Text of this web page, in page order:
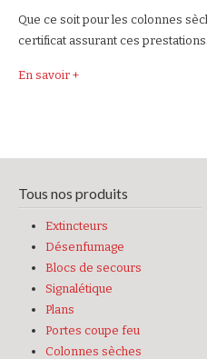
Que ce soit pour les colonnes
certificat assurant ces prestations.
En savoir +
Tous nos produits
Extincteurs
Désenfumage
Blocs de secours
Signalétique
Plans
Portes coupe feu
Colonnes sèches